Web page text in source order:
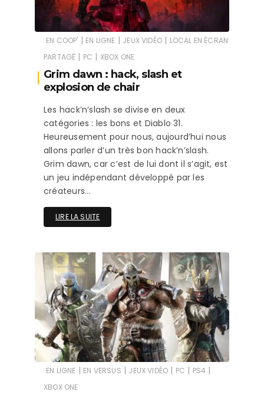
EN COOP' | EN LIGNE | JEUX VIDÉO | LOCAL EN ÉCRAN
PARTAGÉ | PC | XBOX ONE
Grim dawn : hack, slash et
explosion de chair
Les hack’n’slash se divise en deux
catégories : les bons et Diablo 31.
Heureusement pour nous, aujourd’hui nous
allons parler d’un très bon hack’n’slash.
Grim dawn, car c’est de lui dont il s’agit, est
un jeu indépendant développé par les
créateurs…
LIRE LA SUITE
EN LIGNE | EN VERSUS | JEUX VIDÉO | PC | PS4 |
XBOX ONE